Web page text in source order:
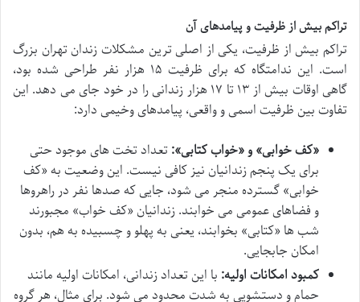
تراکم بیش از ظرفیت و پیامدهای آن
تراکم بیش از ظرفیت، یکی از اصلی ترین مشکلات زندان تهران بزرگ
است. این ندامتگاه که برای ظرفیت ۱۵ هزار نفر طراحی شده بود،
گاهی اوقات بیش از ۱۳ تا ۱۷ هزار زندانی را در خود جای می دهد. این
تفاوت بین ظرفیت اسمی و واقعی، پیامدهای وخیمی دارد:
«کف خوابی» و «خواب کتابی»:تعداد تخت های موجود حتی
برای یک پنجم زندانیان نیز کافی نیست. این وضعیت به «کف
خوابی» گسترده منجر می شود، جایی که صدها نفر در راهروها
و فضاهای عمومی می خوابند. زندانیان «کف خواب» مجبورند
شب ها «کتابی» بخوابند، یعنی به پهلو و چسبیده به هم، بدون
امکان جابجایی.
کمبود امکانات اولیه: با این تعداد زندانی، امکانات اولیه مانند
حمام و دستشویی به شدت محدود می شود. برای مثال، هر گروه